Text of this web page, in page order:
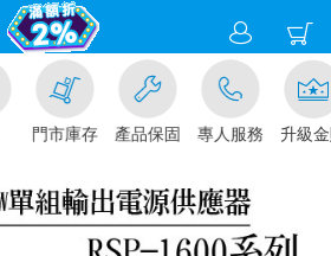
門市庫存 產品保固 專人服務 升級金賺